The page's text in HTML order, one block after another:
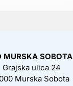
MURSKA SOBOTA
Grajska ulica 24
Murska Sobota